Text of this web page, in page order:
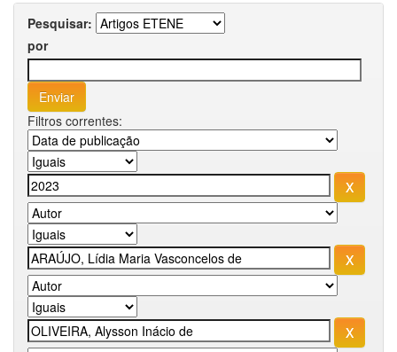
Pesquisar:
por
Filtros correntes: